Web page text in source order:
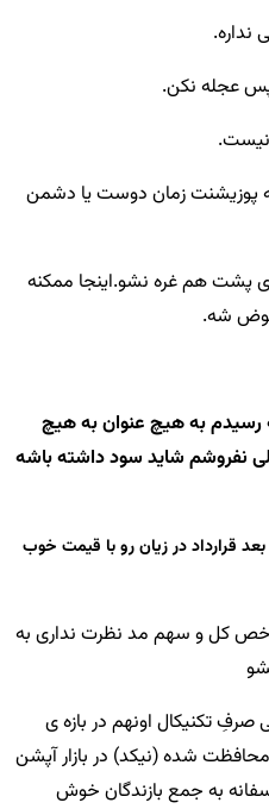
پوزیشنت زمان دوست یا دشمن
پشت هم غره نشو.اینجا ممکنه
عوض شه.
رسیدم به هیچ عنوانبه هیچ
نفروشم شاید سود داشته باشه
بعد قرارداد در زیان رو با قیمت خوب
کل و سهم مد نظرت نداری به
صرفِ تکنیکال اونهم در بازه ی
شده (نیکد) در بازار آپشن
به جمع بازندگان خوش